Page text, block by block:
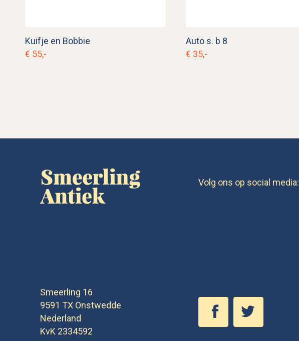
Kuifje en Bobbie
€ 55,-
Auto s. b 8
€ 35,-
Smeerling 16
9591 TX Onstwedde
Nederland
KvK 2334592
Volg ons op social media: